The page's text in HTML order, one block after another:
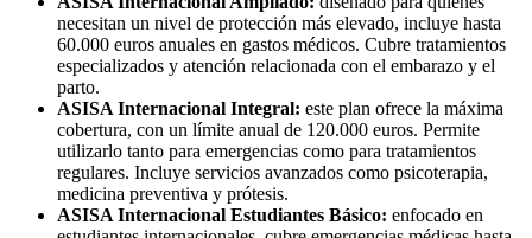
necesitan un nivel de protección más elevado, incluye hasta
60.000 euros anuales en gastos médicos. Cubre tratamientos
especializados y atención relacionada con el embarazo y el
parto.
ASISA Internacional Integral: este plan ofrece la máxima
cobertura, con un límite anual de 120.000 euros. Permite
utilizarlo tanto para emergencias como para tratamientos
regulares. Incluye servicios avanzados como psicoterapia,
medicina preventiva y prótesis.
ASISA Internacional Estudiantes Básico: enfocado en